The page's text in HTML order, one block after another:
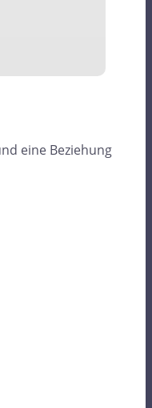
eine Beziehung